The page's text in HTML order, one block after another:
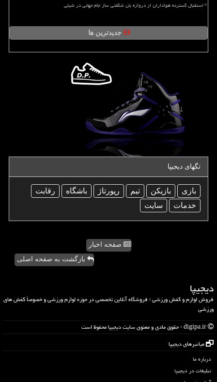
استقبال گسترده هواداران از دروازه بان شگفتی ساز جام جهانی در شیلی
جدیدترین ها
تگهای دیجیپا
بازی بازیكن تیم رپورتاژ باشگاه
رقابت
خدمات
سایت
صفحه اخبار
بازگشت به صفحه اصلی
دیجیپا
فروش لوازم و کفش ورزشی ؛ فروشگاه آنلاین تخصصی در حوزه لوازم ورزشی و خصوصاً کفش های
ورزشی
میانبرهای دیجیپا
درباره ما
تبلیغات در دیجیپا